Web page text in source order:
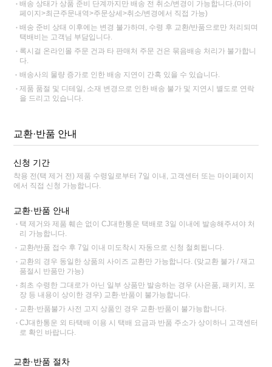
배송 상태가 상품 준비 단계까지만 배송 전 취소/변경이 가능합니다.(마이
페이지>최근주문내역>주문상세>취소/변경에서 직접 가능)
배송 준비 상태 이후에는 변경 불가하며, 수령 후 교환/반품으로만 처리되며
택배비는 고객님 부담입니다.
록시걸 온라인몰 주문 건과 타 판매처 주문 건은 묶음배송 처리가 불가합니
다.
배송사의 물량 증가로 인한 배송 지연이 간혹 있을 수 있습니다.
제품 품절 및 디테일, 소재 변경으로 인한 배송 불가 및 지연시 별도로 연락
을 드리고 있습니다.
교환·반품 안내
신청 기간
착용 전(택 제거 전) 제품 수령일로부터 7일 이내, 고객센터 또는 마이페이지
에서 직접 신청 가능합니다.
교환·반품 안내
택 제거와 제품 훼손 없이 CJ대한통운 택배로 3일 이내에 발송해주셔야 처
리 가능합니다.
교환/반품 접수 후 7일 이내 미도착시 자동으로 신청 철회됩니다.
교환의 경우 동일한 상품의 사이즈 교환만 가능합니다. (맞교환 불가 / 재고
품절시 반품만 가능)
최초 수령한 그대로가 아닌 일부 상품만 발송하는 경우 (사은품, 패키지, 포
장 등 내용이 상이한 경우) 교환·반품이 불가능합니다.
교환·반품불가 사전 고지 상품인 경우 교환·반품이 불가능합니다.
CJ대한통운 외 타택배 이용 시 택배 요금과 반품 주소가 상이하니 고객센터
로 확인 바랍니다.
교환·반품 절차